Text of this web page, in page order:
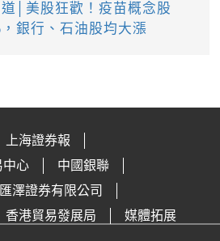
│美股狂歡！疫苗概念股
銀行、石油股均大漲
上海證券報
中心
中國銀聯
匯澤證券有限公司
香港貿易發展局 媒體拓展